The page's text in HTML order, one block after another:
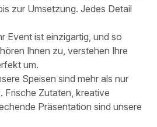
zur Umsetzung. Jedes Detail
Event ist einzigartig, und so
Ihnen zu, verstehen Ihre
um.
Speisen sind mehr als nur
Frische Zutaten, kreative
Präsentation sind unsere